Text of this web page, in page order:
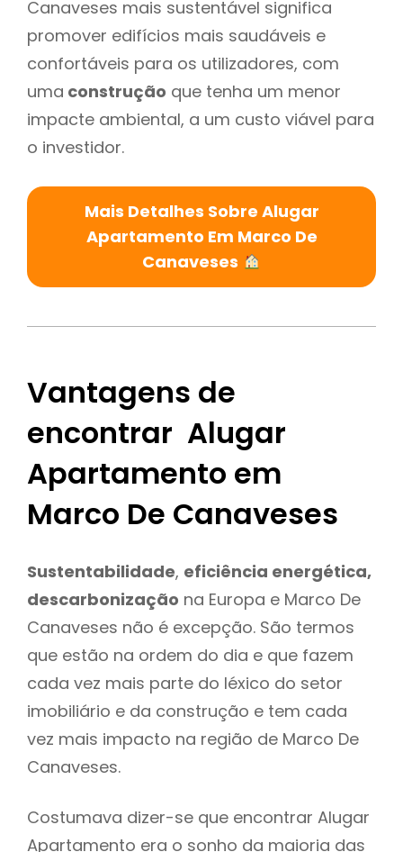
Canaveses mais sustentável significa
promover edifícios mais saudáveis e
confortáveis para os utilizadores, com
uma construção que tenha um menor
impacte ambiental, a um custo viável para
o investidor.
Mais Detalhes Sobre Alugar
Apartamento Em Marco De
Canaveses
Vantagens de
encontrar Alugar
Apartamento em
Marco De Canaveses
Sustentabilidade, eficiência energética,
descarbonização na Europa e Marco De
Canaveses não é excepção. São termos
que estão na ordem do dia e que fazem
cada vez mais parte do léxico do setor
imobiliário e da construção e tem cada
vez mais impacto na região de Marco De
Canaveses.
Costumava dizer-se que encontrar Alugar
Apartamento era o sonho da maioria das